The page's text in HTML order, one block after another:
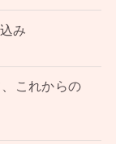
み
これからの